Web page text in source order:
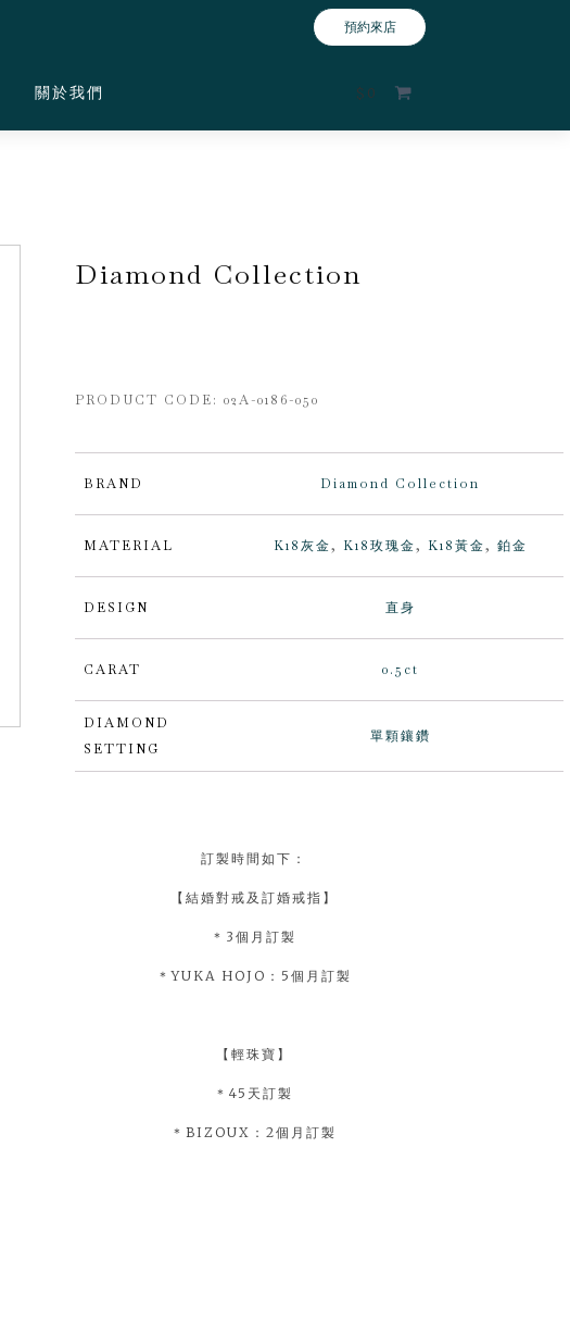
預約來店
關於我們 $ 0
Diamond Collection
PRODUCT CODE: 02A-0186-050
BRAND Diamond Collection
MATERIAL K18灰金, K18玫瑰金, K18黃金, 鉑金
DESIGN 直身
CARAT 0.5ct
DIAMOND
SETTING
單顆鑲鑽
訂製時間如下：
【結婚對戒及訂婚戒指】
＊3個月訂製
＊YUKA HOJO：5個月訂製
【輕珠寶】
＊45天訂製
＊BIZOUX：2個月訂製